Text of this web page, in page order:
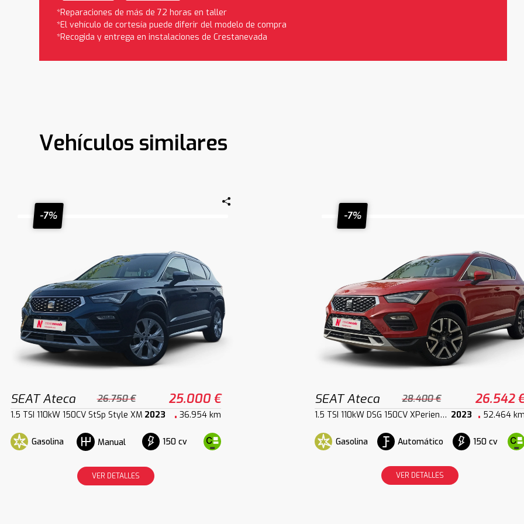
*Reparaciones de más de 72 horas en taller
*El vehículo de cortesía puede diferir del modelo de compra
*Recogida y entrega en instalaciones de Crestanevada
Vehículos similares
-7%
SEAT Ateca 26.750 € 25.000 €
1.5 TSI 110kW 150CV StSp Style XM 2023 36.954 km
Gasolina Manual 150 cv
VER DETALLES
-7%
SEAT Ateca 28.400 € 26.542
1.5 TSI 110kW DSG 150CV XPerience XM 2023 52.464
Gasolina Automático 150 cv
VER DETALLES